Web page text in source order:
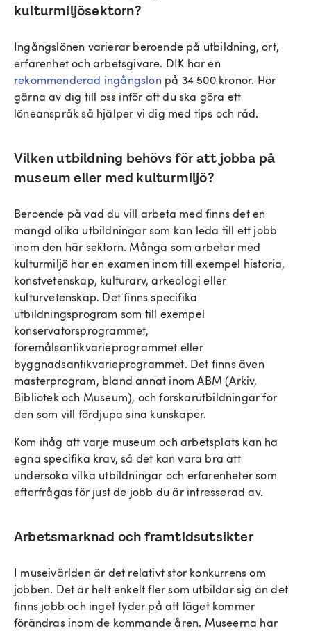
kulturmiljösektorn?
Ingångslönen varierar beroende på utbildning, ort,
erfarenhet och arbetsgivare. DIK har en
rekommenderad ingångslön på 34 500 kronor. Hör
gärna av dig till oss inför att du ska göra ett
löneanspråk så hjälper vi dig med tips och råd.
Vilken utbildning behövs för att jobba på
museum eller med kulturmiljö?
Beroende på vad du vill arbeta med finns det en
mängd olika utbildningar som kan leda till ett jobb
inom den här sektorn. Många som arbetar med
kulturmiljö har en examen inom till exempel historia,
konstvetenskap, kulturarv, arkeologi eller
kulturvetenskap. Det finns specifika
utbildningsprogram som till exempel
konservatorsprogrammet,
föremålsantikvarieprogrammet eller
byggnadsantikvarieprogrammet. Det finns även
masterprogram, bland annat inom ABM (Arkiv,
Bibliotek och Museum), och forskarutbildningar för
den som vill fördjupa sina kunskaper.
Kom ihåg att varje museum och arbetsplats kan ha
egna specifika krav, så det kan vara bra att
undersöka vilka utbildningar och erfarenheter som
efterfrågas för just de jobb du är intresserad av.
Arbetsmarknad och framtidsutsikter
I museivärlden är det relativt stor konkurrens om
jobben. Det är helt enkelt fler som utbildar sig än det
finns jobb och inget tyder på att läget kommer
förändras inom de kommande åren. Museerna har